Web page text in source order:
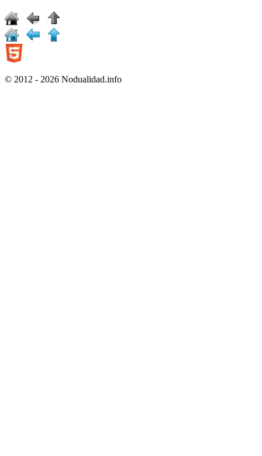
© 2012 - 2026 Nodualidad.info